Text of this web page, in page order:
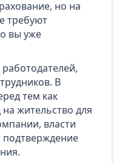
но на
требуют
вы уже
В
тем как
жительство для
власти
подтверждение